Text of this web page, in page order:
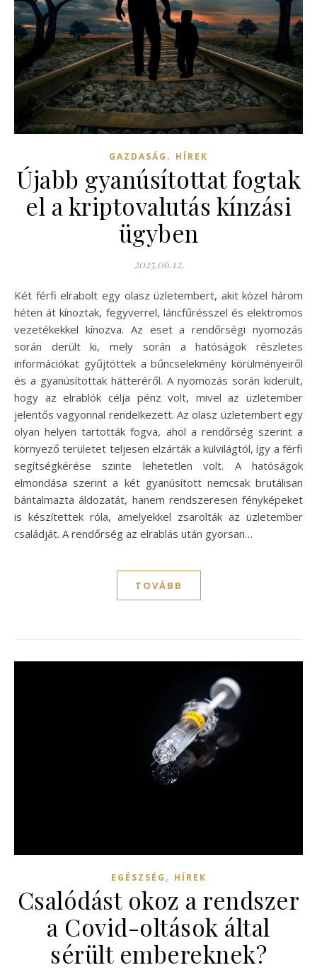
GAZDASÁG , HÍREK
Újabb gyanúsítottat fogtak
el a kriptovalutás kínzási
ügyben
2025.06.12.
Két férfi elrabolt egy olasz üzletembert, akit közel három
héten át kínoztak, fegyverrel, láncfűrésszel és elektromos
vezetékekkel kínozva. Az eset a rendőrségi nyomozás
során derült ki, mely során a hatóságok részletes
információkat gyűjtöttek a bűncselekmény körülményeiről
és a gyanúsítottak hátteréről. A nyomozás során kiderült,
hogy az elrablók célja pénz volt, mivel az üzletember
jelentős vagyonnal rendelkezett. Az olasz üzletembert egy
olyan helyen tartották fogva, ahol a rendőrség szerint a
környező területet teljesen elzárták a külvilágtól, így a férfi
segítségkérése szinte lehetetlen volt. A hatóságok
elmondása szerint a két gyanúsított nemcsak brutálisan
bántalmazta áldozatát, hanem rendszeresen fényképeket
is készítettek róla, amelyekkel zsarolták az üzletember
családját. A rendőrség az elrablás után gyorsan…
TOVÁBB
EGÉSZSÉG , HÍREK
Csalódást okoz a rendszer
a Covid-oltások által
sérült embereknek?